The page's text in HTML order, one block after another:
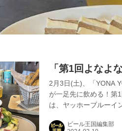
「第1回よなよ
2月3日(土)、「YONA
が一足先に飲める！第
は、ヤッホーブルーイ
ながらビールを造ると
ビール王国編集部